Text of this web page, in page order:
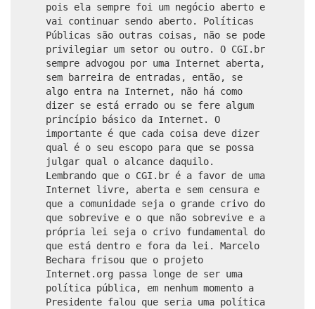
pois ela sempre foi um negócio aberto e
vai continuar sendo aberto. Políticas
Públicas são outras coisas, não se pode
privilegiar um setor ou outro. O CGI.br
sempre advogou por uma Internet aberta,
sem barreira de entradas, então, se
algo entra na Internet, não há como
dizer se está errado ou se fere algum
princípio básico da Internet. O
importante é que cada coisa deve dizer
qual é o seu escopo para que se possa
julgar qual o alcance daquilo.
Lembrando que o CGI.br é a favor de uma
Internet livre, aberta e sem censura e
que a comunidade seja o grande crivo do
que sobrevive e o que não sobrevive e a
própria lei seja o crivo fundamental do
que está dentro e fora da lei. Marcelo
Bechara frisou que o projeto
Internet.org passa longe de ser uma
política pública, em nenhum momento a
Presidente falou que seria uma política